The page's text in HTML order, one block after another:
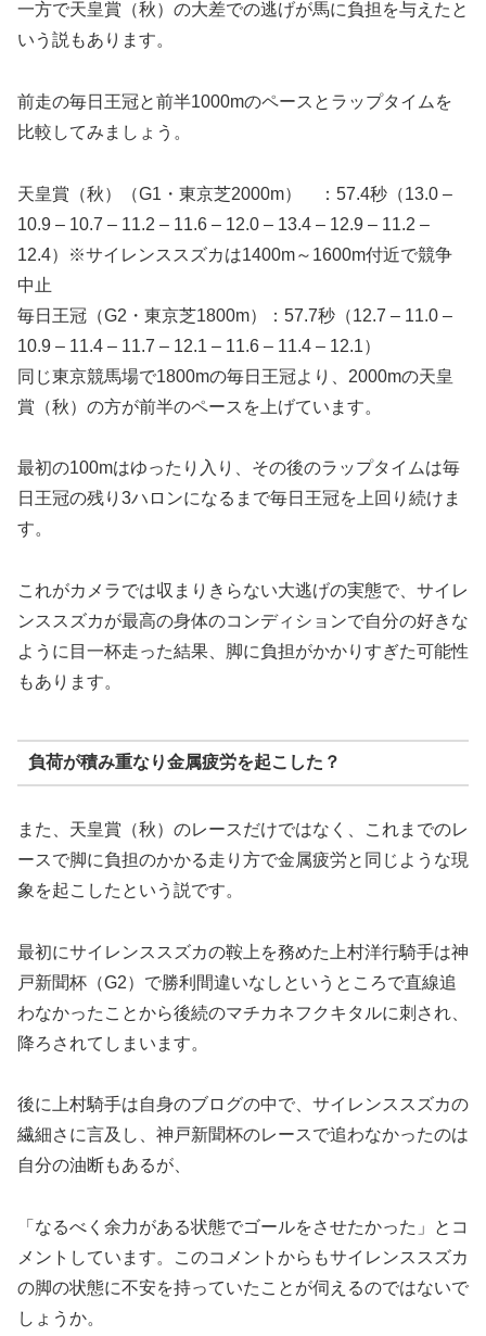
一方で天皇賞（秋）の大差での逃げが馬に負担を与えたと
いう説もあります。
前走の毎日王冠と前半1000mのペースとラップタイムを
比較してみましょう。
天皇賞（秋）（G1・東京芝2000m） ：57.4秒（13.0 –
10.9 – 10.7 – 11.2 – 11.6 – 12.0 – 13.4 – 12.9 – 11.2 –
12.4）※サイレンススズカは1400m～1600m付近で競争
中止
毎日王冠（G2・東京芝1800m）：57.7秒（12.7 – 11.0 –
10.9 – 11.4 – 11.7 – 12.1 – 11.6 – 11.4 – 12.1）
同じ東京競馬場で1800mの毎日王冠より、2000mの天皇
賞（秋）の方が前半のペースを上げています。
最初の100mはゆったり入り、その後のラップタイムは毎
日王冠の残り3ハロンになるまで毎日王冠を上回り続けま
す。
これがカメラでは収まりきらない大逃げの実態で、 サイレ
ンススズカが最高の身体のコンディションで自分の好きな
ように目一杯走った結果、脚に負担がかかりすぎた可能性
もあります。
負荷が積み重なり金属疲労を起こした？
また、天皇賞（秋）のレースだけではなく、これまでのレ
ースで脚に負担のかかる走り方で金属疲労と同じような現
象を起こしたという説です。
最初にサイレンススズカの鞍上を務めた上村洋行騎手は神
戸新聞杯（G2）で勝利間違いなしというところで直線追
わなかったことから後続のマチカネフクキタルに刺され、
降ろされてしまいます。
後に上村騎手は自身のブログの中で、サイレンススズカの
繊細さに言及し、神戸新聞杯のレースで追わなかったのは
自分の油断もあるが、
「なるべく余力がある状態でゴールをさせたかった」とコ
メントしています。このコメントからもサイレンススズカ
の脚の状態に不安を持っていたことが伺えるのではないで
しょうか。